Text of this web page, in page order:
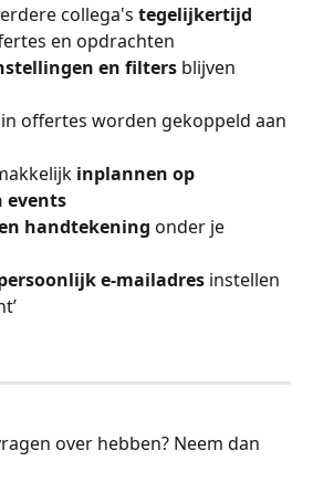
collega's tegelijkertijd
en opdrachten
en filters blijven
in offertes worden gekoppeld aan
inplannen op
events
handtekening onder je
e-mailadres instellen
over hebben? Neem dan